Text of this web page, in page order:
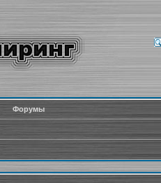
Форумы